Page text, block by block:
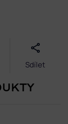
Sdílet